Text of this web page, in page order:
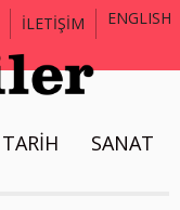
İLETİŞİM ENGLISH
TARİH SANAT